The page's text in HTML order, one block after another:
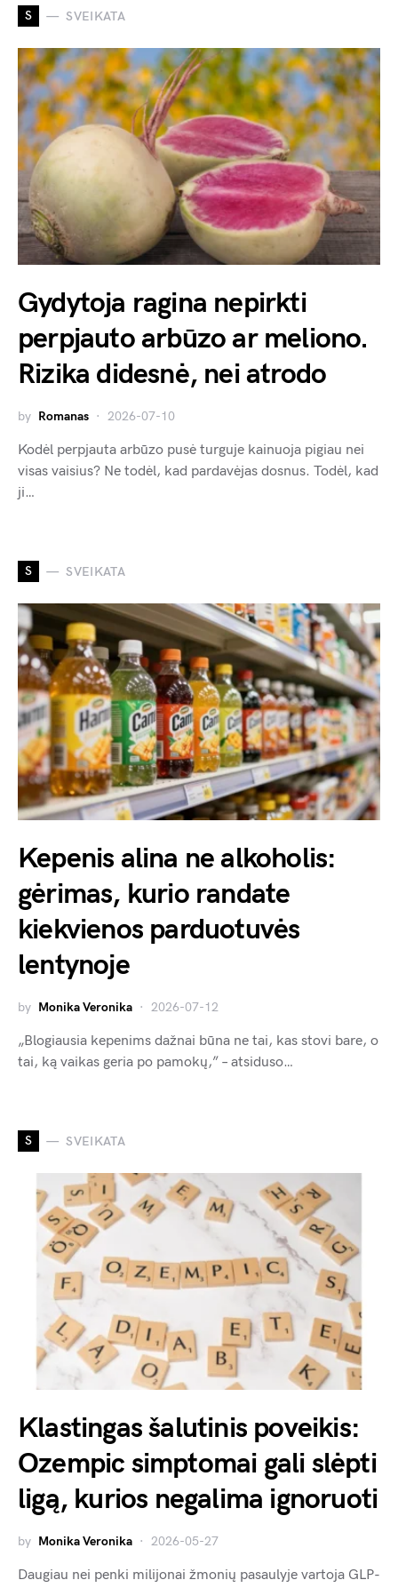
S SVEIKATA
Gydytoja ragina nepirkti
perpjauto arbūzo ar meliono.
Rizika didesnė, nei atrodo
by Romanas 2026-07-10
Kodėl perpjauta arbūzo pusė turguje kainuoja pigiau nei
visas vaisius? Ne todėl, kad pardavėjas dosnus. Todėl, kad
ji…
S SVEIKATA
Kepenis alina ne alkoholis:
gėrimas, kurio randate
kiekvienos parduotuvės
lentynoje
by Monika Veronika 2026-07-12
„Blogiausia kepenims dažnai būna ne tai, kas stovi bare, o
tai, ką vaikas geria po pamokų,” – atsiduso…
S SVEIKATA
Klastingas šalutinis poveikis:
Ozempic simptomai gali slėpti
ligą, kurios negalima ignoruoti
by Monika Veronika 2026-05-27
Daugiau nei penki milijonai žmonių pasaulyje vartoja GLP-